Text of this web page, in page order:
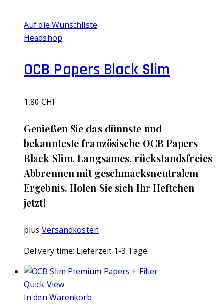
Auf die Wunschliste
Headshop
OCB Papers Black Slim
1,80 CHF
Genießen Sie das dünnste und
bekannteste französische OCB Papers
Black Slim. Langsames, rückstandsfreies
Abbrennen mit geschmacksneutralem
Ergebnis. Holen Sie sich Ihr Heftchen
jetzt!
plus Versandkosten
Delivery time: Lieferzeit 1-3 Tage
Quick View
In den Warenkorb